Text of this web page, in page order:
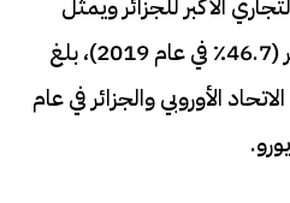
غالبية التجارة الدولية للجزائر (46.7٪ في عام 2019)، بلغ
الأوروبي والجزائر في عام